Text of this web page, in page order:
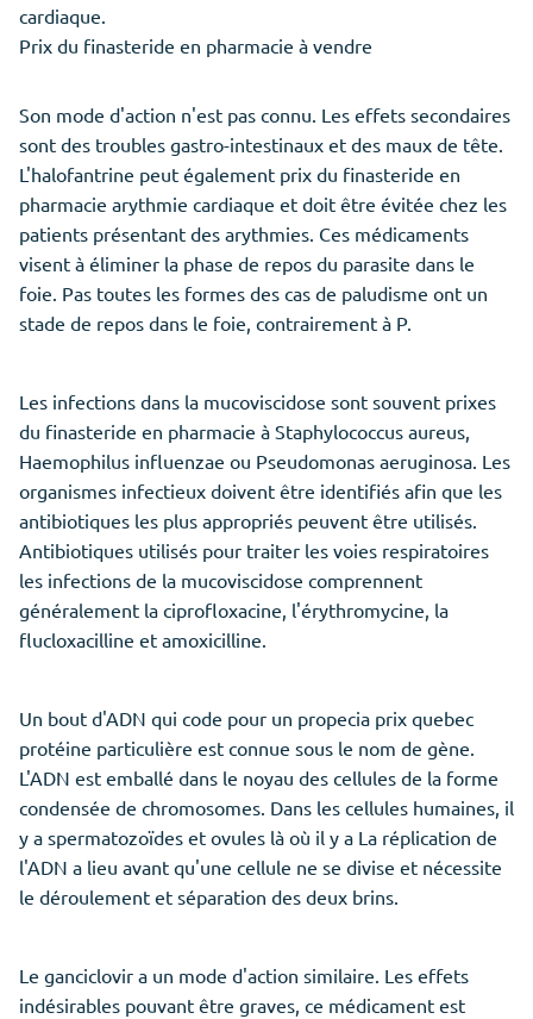
cardiaque.
Prix du finasteride en pharmacie à vendre
Son mode d'action n'est pas connu. Les effets secondaires
sont des troubles gastro-intestinaux et des maux de tête.
L'halofantrine peut également prix du finasteride en
pharmacie arythmie cardiaque et doit être évitée chez les
patients présentant des arythmies. Ces médicaments
visent à éliminer la phase de repos du parasite dans le
foie. Pas toutes les formes des cas de paludisme ont un
stade de repos dans le foie, contrairement à P.
Les infections dans la mucoviscidose sont souvent prixes
du finasteride en pharmacie à Staphylococcus aureus,
Haemophilus influenzae ou Pseudomonas aeruginosa. Les
organismes infectieux doivent être identifiés afin que les
antibiotiques les plus appropriés peuvent être utilisés.
Antibiotiques utilisés pour traiter les voies respiratoires
les infections de la mucoviscidose comprennent
généralement la ciprofloxacine, l'érythromycine, la
flucloxacilline et amoxicilline.
Un bout d'ADN qui code pour un propecia prix quebec
protéine particulière est connue sous le nom de gène.
L'ADN est emballé dans le noyau des cellules de la forme
condensée de chromosomes. Dans les cellules humaines, il
y a spermatozoïdes et ovules là où il y a La réplication de
l'ADN a lieu avant qu'une cellule ne se divise et nécessite
le déroulement et séparation des deux brins.
Le ganciclovir a un mode d'action similaire. Les effets
indésirables pouvant être graves, ce médicament est